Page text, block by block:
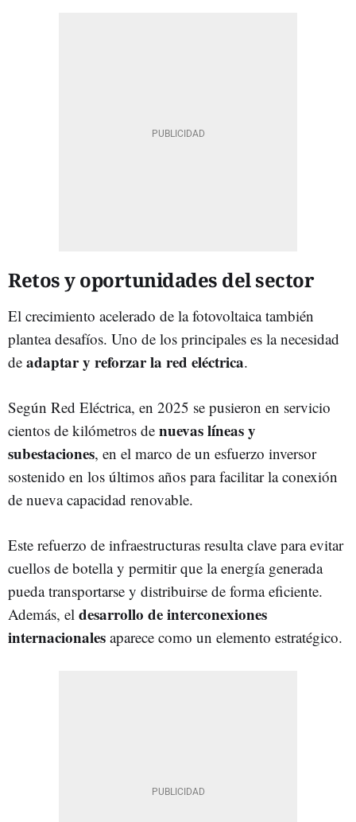
Retos y oportunidades del sector
El crecimiento acelerado de la fotovoltaica también
plantea desafíos. Uno de los principales es la necesidad
de adaptar y reforzar la red eléctrica.
Según Red Eléctrica, en 2025 se pusieron en servicio
cientos de kilómetros de nuevas líneas y
subestaciones, en el marco de un esfuerzo inversor
sostenido en los últimos años para facilitar la conexión
de nueva capacidad renovable.
Este refuerzo de infraestructuras resulta clave para evitar
cuellos de botella y permitir que la energía generada
pueda transportarse y distribuirse de forma eficiente.
Además, el desarrollo de interconexiones
internacionales aparece como un elemento estratégico.